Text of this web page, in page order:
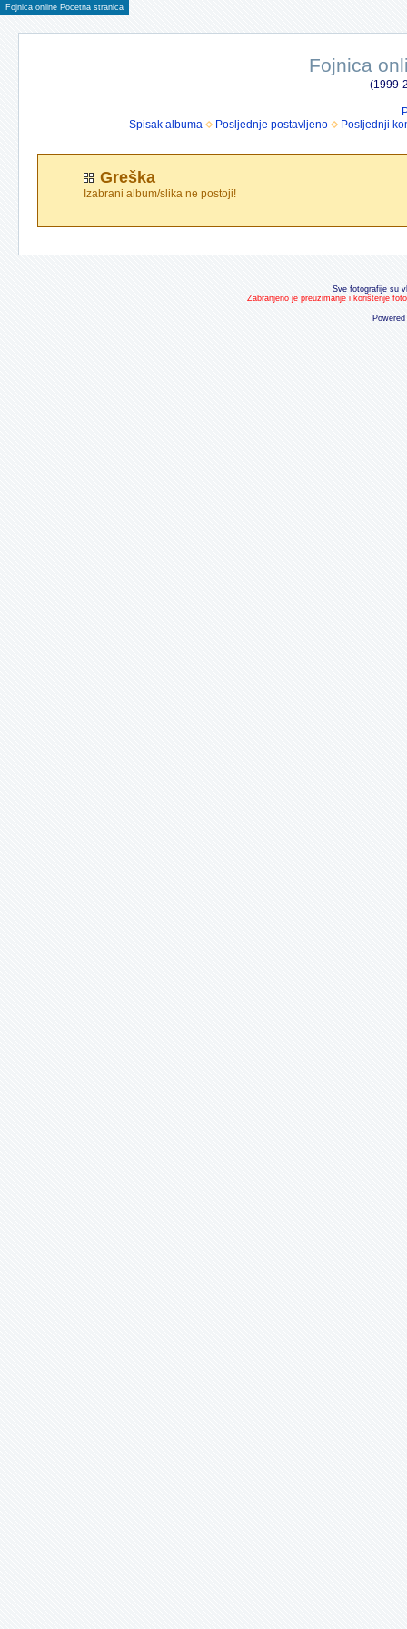
Fojnica online Pocetna stranica
Fojnica
(1999-
Spisak albuma
Posljednje postavljeno Posljednji
Greška
Izabrani album/slika ne postoji!
Sve fotografije su
Zabranjeno je preuzimanje i korištenje